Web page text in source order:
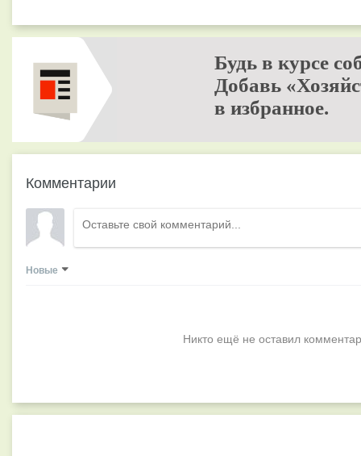
Будь в курсе
Добавь
в избранное.
Комментарии
Новые
Никто ещё не оставил